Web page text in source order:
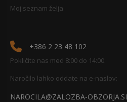
Moj seznam želja
+386 2 23 48 102
Pokličite nas med 8:00 do 14:00.
Naročilo lahko oddate na e-naslov:
NAROCILA@ZALOZBA-OBZORJA.SI